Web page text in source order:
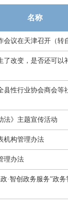
名称
议在天津召开（转
了改变，是否还可以
县性行业协会商会等
法》主题宣传活动
机构管理办法
理办法
·智创政务服务”政